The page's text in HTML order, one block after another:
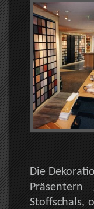
Die
Stoffschals,